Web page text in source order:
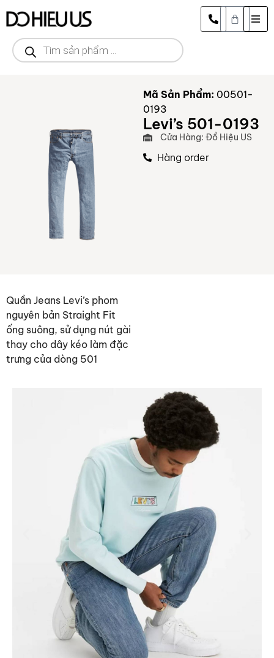
Mã Sản Phẩm: 00501-
0193
Levi’s 501-0193
Cửa Hàng: Đồ Hiệu US
Hàng order
Quần Jeans Levi’s phom
nguyên bản Straight Fit
ống suông, sử dụng nút gài
thay cho dây kéo làm đặc
trưng của dòng 501